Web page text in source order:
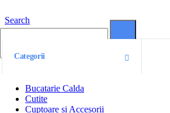
Search
Categorii
Bucatarie Calda
Cutite
Cuptoare si Accesorii